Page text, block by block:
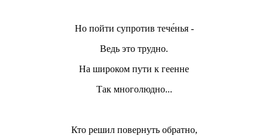
Но пойти супротив тече́нья -
Ведь это трудно.
На широком пути к геенне
Так многолюдно...
Кто решил повернуть обратно,